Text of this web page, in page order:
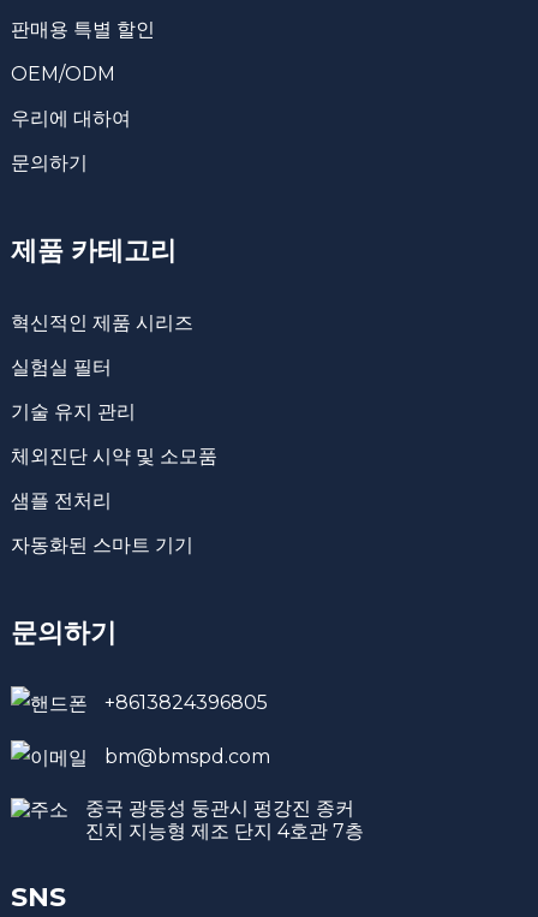
판매용 특별 할인
OEM/ODM
우리에 대하여
문의하기
제품 카테고리
혁신적인 제품 시리즈
실험실 필터
기술 유지 관리
체외진단 시약 및 소모품
샘플 전처리
자동화된 스마트 기기
문의하기
+8613824396805
bm@bmspd.com
중국 광둥성 둥관시 펑강진 종커
진치 지능형 제조 단지 4호관 7층
SNS